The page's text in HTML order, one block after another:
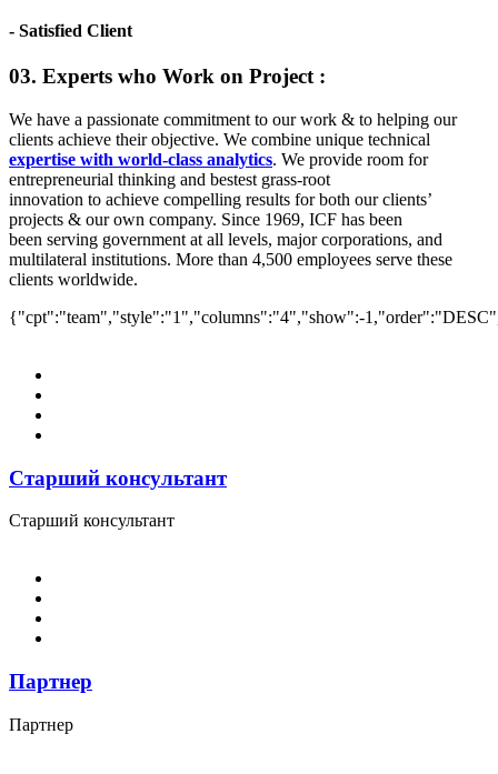
- Satisfied Client
03. Experts who Work on Project :
We have a passionate commitment to our work & to helping our
clients achieve their objective. We combine unique technical
expertise with world-class analytics. We provide room for
entrepreneurial thinking and bestest grass-root
innovation to achieve compelling results for both our clients’
projects & our own company. Since 1969, ICF has been
been serving government at all levels, major corporations, and
multilateral institutions. More than 4,500 employees serve these
clients worldwide.
{"cpt":"team","style":"1","columns":"4","show":-
Старший консультант
Старший консультант
Партнер
Партнер